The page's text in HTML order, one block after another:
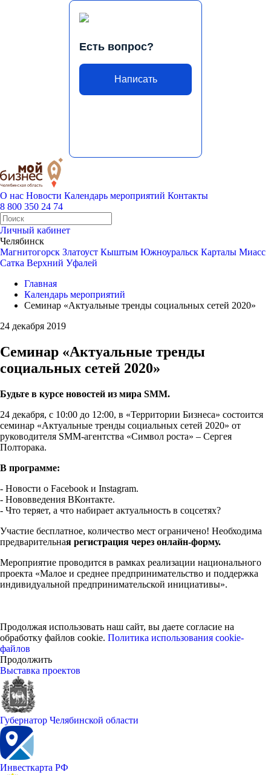
Есть вопрос?
Написать
О нас Новости Календарь мероприятий Контакты
8 800 350 24 74
Личный кабинет
Челябинск
Магнитогорск Златоуст Кыштым Южноуральск Карталы Миасс
Сатка Верхний Уфалей
Главная
Календарь мероприятий
Семинар «Актуальные тренды социальных сетей 2020»
24 декабря 2019
Семинар «Актуальные тренды
социальных сетей 2020»
Будьте в курсе новостей из мира SMM.
24 декабря, с 10:00 до 12:00, в «Территории Бизнеса» состоится
семинар «Актуальные тренды социальных сетей 2020» от
руководителя SMM-агентства «Символ роста» – Сергея
Полторака.
В программе:
- Новости о Facebook и Instagram.
- Нововведения ВКонтакте.
- Что теряет, а что набирает актуальность в соцсетях?
Участие бесплатное, количество мест ограничено! Необходима
предварительная регистрация через онлайн-форму.
Мероприятие проводится в рамках реализации национального
проекта «Малое и среднее предпринимательство и поддержка
индивидуальной предпринимательской инициативы».
Продолжая использовать наш сайт, вы даете согласие на
обработку файлов cookie. Политика использования cookie-
файлов
Продолжить
Выставка проектов
Губернатор Челябинской области
Инвесткарта РФ